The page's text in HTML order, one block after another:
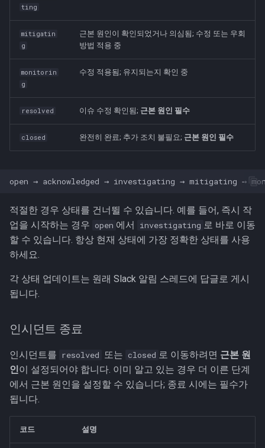
ting
mitigatin
g
근본 원인이 확인되었거나 의심됨; 수정 또는 우회
방법 적용 중
monitorin
g
수정 적용됨; 유지되는지 확인 중
resolved 이슈 수정 확인됨; 근본 원인 필수
closed 완전히 완료; 추가 조치 불필요; 근본 원인 필수
적절한 경우 상태를 건너뛸 수 있습니다. 예를 들어, 즉시 작
업을 시작하는 경우 open 에서 investigating 로 바로 이동
할 수 있습니다. 항상 현재 상태에 가장 정확한 상태를 사용
하세요.
각 상태 업데이트는 원래 Slack 알림 스레드에 답글로 게시
됩니다.
인시던트 종료
인시던트를 resolved 또는 closed 로 이동하려면 근본 원
인이 설정되어야 합니다. 이미 알고 있는 경우 더 이른 단계
에서 근본 원인을 설정할 수 있습니다; 종료 시에는 필수가
됩니다.
코드 설명